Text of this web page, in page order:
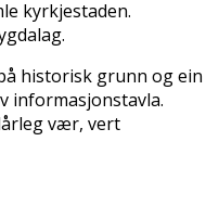
kyrkjestaden.
historisk grunn og ein
informasjonstavla.
vær, vert